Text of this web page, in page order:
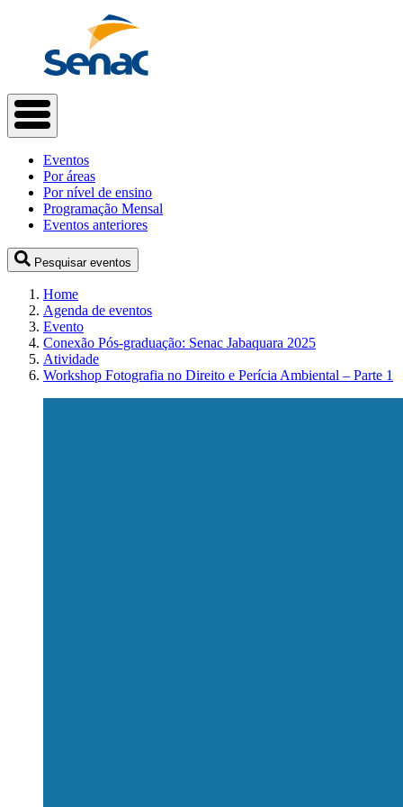
Eventos
Por áreas
Por nível de ensino
Programação Mensal
Eventos anteriores
Pesquisar eventos
Home
Agenda de eventos
Evento
Conexão Pós-graduação: Senac Jabaquara 2025
Atividade
Workshop Fotografia no Direito e Perícia Ambiental – Parte 1